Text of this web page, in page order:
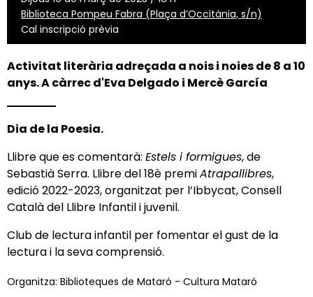
Biblioteca Pompeu Fabra (Plaça d’Occitània, s/n)
Cal inscripció prèvia
Activitat literària adreçada a nois i noies de 8 a 10
anys. A càrrec d'Eva Delgado i Mercè García
Dia de la Poesia.
Llibre que es comentarà: Estels i formigues, de
Sebastià Serra. Llibre del 18è premiAtrapallibres,
edició 2022-2023, organitzat per l’Ibbycat, Consell
Català del Llibre Infantil i juvenil.
Club de lectura infantil per fomentar el gust de la
lectura i la seva comprensió.
Organitza: Biblioteques de Mataró - Cultura Mataró